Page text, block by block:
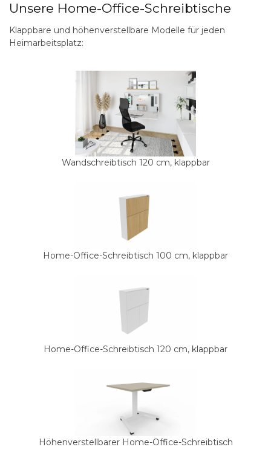
Unsere Home-Office-Schreibtische
Klappbare und höhenverstellbare Modelle für jeden
Heimarbeitsplatz:
Wandschreibtisch 120 cm, klappbar
Home-Office-Schreibtisch 100 cm, klappbar
Home-Office-Schreibtisch 120 cm, klappbar
Höhenverstellbarer Home-Office-Schreibtisch